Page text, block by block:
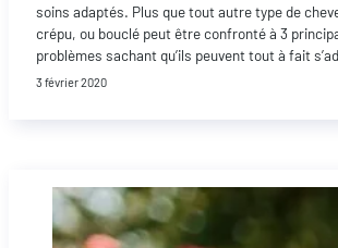
soins adaptés. Plus que tout autre type de
crépu, ou bouclé peut être confronté à 3
problèmes sachant qu’ils peuvent tout à fait
3 février 2020